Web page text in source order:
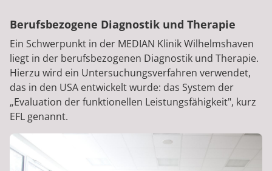
Dopplersonographie der peripheren
arteriellen und venösen Gefäße
Dopplersonographie der extracraniellen
Hirngefäße
Lungenfunktionsprüfung
Die Nutzung diagnostischer Fremdleistungen wie
z. B. Skelett-Szintigraphie, Computertomographie
(CT) oder Magnet-Resonanztomographie (NMR) ist
in einer nahe gelegenen, radiologischen Praxis in
Wilhelmshaven möglich.
Dynamographische Kraftmessung
Psychodiagnostik
Berufsbezogene Diagnostik und Therapie
Ein Schwerpunkt in der MEDIAN Klinik Wilhelmshaven
liegt in der berufsbezogenen Diagnostik und Therapie.
Hierzu wird ein Untersuchungsverfahren verwendet,
das in den USA entwickelt wurde: das System der
„Evaluation der funktionellen Leistungsfähigkeit", kurz
EFL genannt.